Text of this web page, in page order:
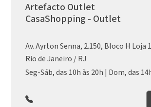
Artefacto Outlet
CasaShopping - Outlet
Av. Ayrton Senna, 2.150, Bloco H Loja
Rio de Janeiro / RJ
Seg-Sáb, das 10h às 20h | Dom, das